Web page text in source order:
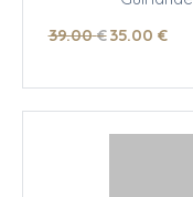
39.00 €35.00 €